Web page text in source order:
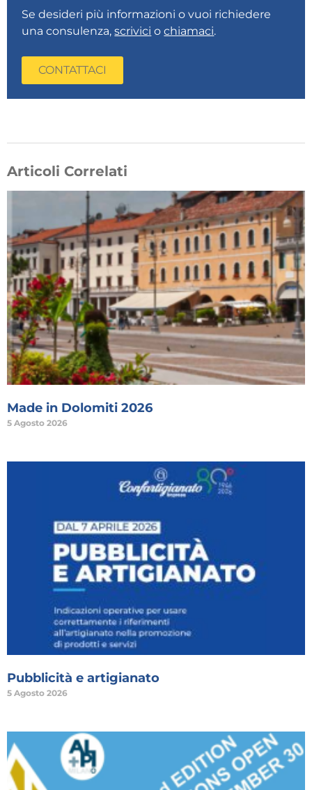
Se desideri più informazioni o vuoi richiedere
una consulenza,scrivici ochiamaci.
CONTATTACI
Articoli Correlati
Made in Dolomiti 2026
5 Agosto 2026
Pubblicità e artigianato
5 Agosto 2026